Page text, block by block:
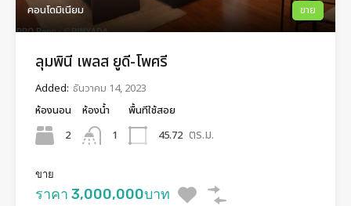
คอนโดมิเนียม ขาย
ลุมพินี เพลส ยูดี-โพศรี
Added: ธันวาคม 14, 2023
ห้องนอน
2
ห้องน้ำ
1
พื้นทีใช้สอย
45.72 ตร.ม.
ขาย
ราคา 3,000,000บาท